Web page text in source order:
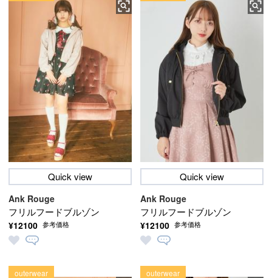
Quick view
フリルフードブルゾン
Ank Rouge
¥12100 参考価格
Quick view
フリルフードブルゾン
Ank Rouge
¥12100 参考価格
outerwear outerwear